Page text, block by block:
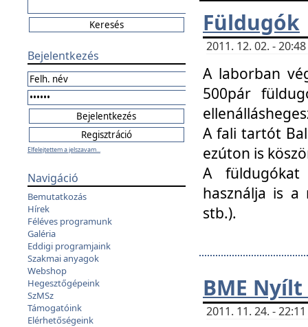
Bejelentkezés
Elfelejtettem a jelszavam...
Navigáció
Bemutatkozás
Hírek
Féléves programunk
Galéria
Eddigi programjaink
Szakmai anyagok
Webshop
Hegesztőgépeink
SzMSz
Támogatóink
Elérhetőségeink
Füldugók
2011. 12. 02. -
A laborban
500pár
A fali tartót
ezúton is
A füldugókat
használja is a
stb.).
BME
2011. 11. 24. -